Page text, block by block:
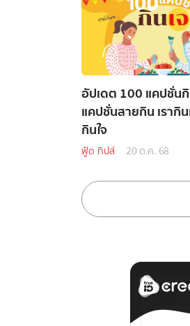
อัปเดต 100 แคปชั่น
แคปชั่นสายกิน เรากิน
กินใจ
ฟู้ด ทิปส์ 20 ต.ค. 68